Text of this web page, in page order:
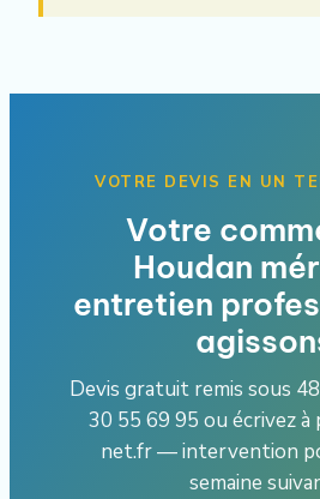
VOTRE DEVIS EN UN
Votre
Houdan
entretien
Devis gratuit remis sous
30 55 69 95 ou écrivez
net.fr — intervention
semaine